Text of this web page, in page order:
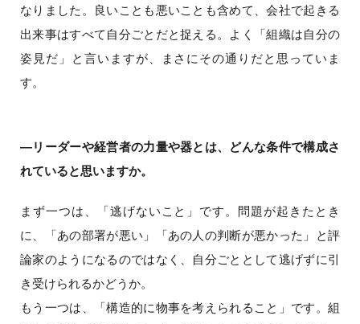
なりました。良いことも悪いことも含めて、会社で起きる
出来事はすべて自分ごとだと捉える。よく「組織は自分の
姿見だ」と言いますが、まさにその通りだと思っていま
す。
―リーダーや経営者の力量や器とは、どんな条件で構成さ
れていると思いますか。
まず一つは、「逃げないこと」です。問題が起きたとき
に、「あの部署が悪い」「あの人の判断が悪かった」と評
論家のようになるのではなく、自分ごととして逃げずに引
き受けられるかどうか。
もう一つは、「構造的に物事を考えられること」です。組